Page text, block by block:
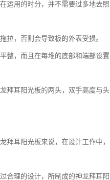
运用的时分，并不需要过多地去照
拉，否则会导致板的外表受损。
整，而且在每堆的底部和端部设置
拜耳阳光板的两头，双手高度与头
拜耳阳光板来说，在设计工作中，
合理的设计，所制成的神龙拜耳阳